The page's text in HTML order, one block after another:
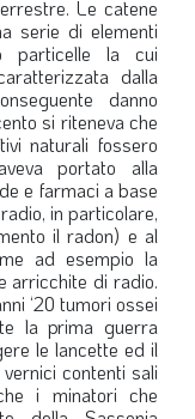
Le catene
serie di elementi
particelle la cui
dalla
danno
si riteneva che
naturali fossero
portato alla
e farmaci a base
in particolare,
il radon) e al
ad esempio la
arricchite di radio.
‘20 tumori ossei
la prima guerra
le lancette ed il
contenti sali
i minatori che